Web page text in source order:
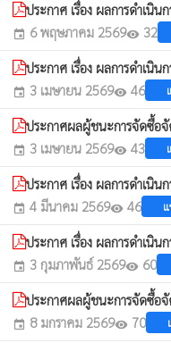
ประกาศ เรื่อง ผลการดำเนิ
event 6 พฤษภาคม 2569visibility 32
ประกาศ เรื่อง ผลการดำเนิ
event 3 เมษายน 2569visibility 46
ประกาศผลผู้ชนะการจัดซื้อ
event 3 เมษายน 2569visibility 43
ประกาศ เรื่อง ผลการดำเนิ
event 4 มีนาคม 2569visibility 46
ประกาศ เรื่อง ผลการดำเนิ
event 3 กุมภาพันธ์ 2569visibility 60
ประกาศผลผู้ชนะการจัดซื้อ
event 8 มกราคม 2569visibility 70